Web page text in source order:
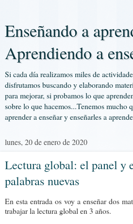
Enseñando a
Aprendiendo a
Si cada día realizamos miles de
disfrutamos buscando y elaborando
para mejorar, si probamos lo que
sobre lo que hacemos...Tenemos mucho
aprender a enseñar y enseñarles a
lunes, 20 de enero de 2020
Lectura global: el panel y
palabras nuevas
En esta entrada os voy a enseñar dos
trabajar la lectura global en 3 años.